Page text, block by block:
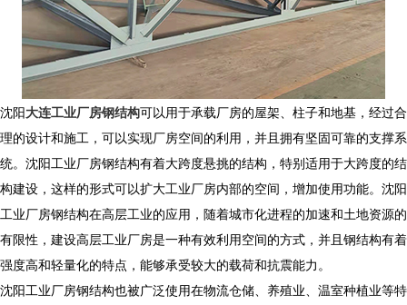
沈阳大连工业厂房钢结构可以用于承载厂房的屋架、柱子和地基，经过合
理的设计和施工，可以实现厂房空间的利用，并且拥有坚固可靠的支撑系
统。沈阳工业厂房钢结构有着大跨度悬挑的结构，特别适用于大跨度的结
构建设，这样的形式可以扩大工业厂房内部的空间，增加使用功能。沈阳
工业厂房钢结构在高层工业的应用，随着城市化进程的加速和土地资源的
有限性，建设高层工业厂房是一种有效利用空间的方式，并且钢结构有着
强度高和轻量化的特点，能够承受较大的载荷和抗震能力。
沈阳工业厂房钢结构也被广泛使用在物流仓储、养殖业、温室种植业等特